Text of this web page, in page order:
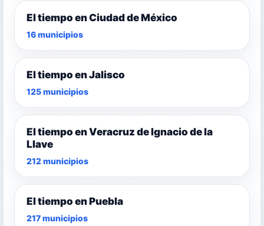
El tiempo en Ciudad de México
16 municipios
El tiempo en Jalisco
125 municipios
El tiempo en Veracruz de Ignacio de la
Llave
212 municipios
El tiempo en Puebla
217 municipios